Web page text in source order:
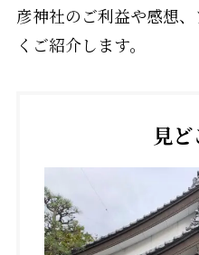
彦神社のご利益や感想
くご紹介します。
見